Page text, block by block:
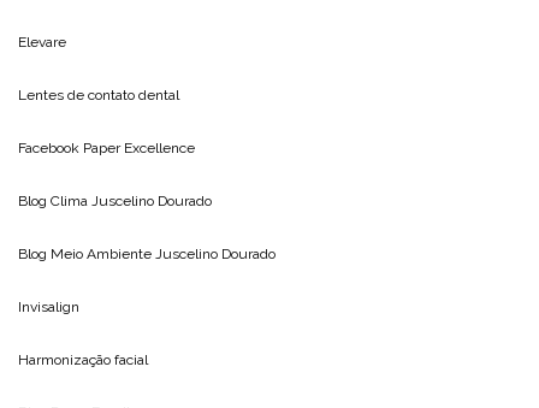
Elevare
Lentes de contato dental
Facebook Paper Excellence
Blog Clima Juscelino Dourado
Blog Meio Ambiente Juscelino Dourado
Invisalign
Harmonização facial